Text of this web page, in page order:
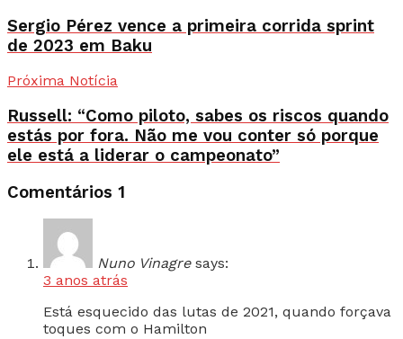
Sergio Pérez vence a primeira corrida sprint
de 2023 em Baku
Próxima Notícia
Russell: “Como piloto, sabes os riscos quando
estás por fora. Não me vou conter só porque
ele está a liderar o campeonato”
Comentários 1
Nuno Vinagre says:
3 anos atrás
Está esquecido das lutas de 2021, quando forçava
toques com o Hamilton